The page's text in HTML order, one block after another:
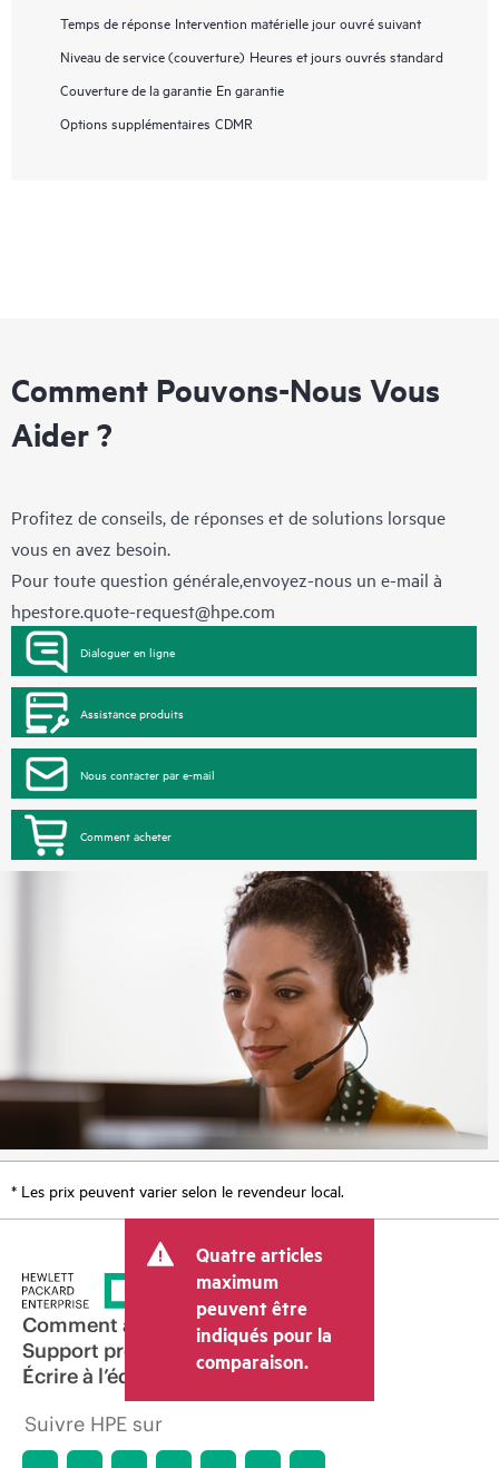
Temps de réponse Intervention matérielle jour ouvré suivant
Niveau de service (couverture) Heures et jours ouvrés standard
Couverture de la garantie En garantie
Options supplémentaires CDMR
Comment Pouvons-Nous Vous
Aider ?
Profitez de conseils, de réponses et de solutions lorsque
vous en avez besoin.
Pour toute question générale,envoyez-nous un e-mail à
hpestore.quote-request@hpe.com
Dialoguer en ligne
Assistance produits
Nous contacter par e-mail
Comment acheter
* Les prix peuvent varier selon le revendeur local.
Quatre articles
maximum
peuvent être
indiqués pour la
comparaison.
Comment acheter
Support produit
Écrire à l’équipe commerciale
Suivre HPE sur